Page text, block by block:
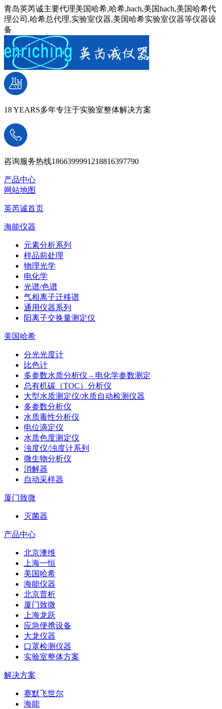
青岛英芮诚主要代理美国哈希,哈希,hach,美国hach,美国哈希代
理公司,哈希总代理,实验室仪器,美国哈希实验室仪器等仪器设
备
18 YEARS多年专注于实验室整体解决方案
咨询服务热线1866399991218816397790
产品中心
网站地图
英芮诚首页
海能仪器
元素分析系列
样品前处理
物理光学
电化学
光谱/色谱
气相离子迁移谱
通用仪器系列
阳离子交换量测定仪
美国哈希
分光光度计
比色计
多参数水质分析仪 – 电化学参数测定
总有机碳（TOC）分析仪
大型水质测定仪/水质自动检测仪器
多参数分析仪
水质毒性分析仪
电位滴定仪
水质色度测定仪
浊度仪/浊度计系列
微生物分析仪
消解器
自动采样器
厦门致微
灭菌器
产品中心
北京澳维
上海一恒
美国哈希
海能仪器
北京普析
厦门致微
上海龙跃
应急便携设备
大龙仪器
口罩检测仪器
实验室整体方案
解决方案
赛默飞世尔
海能